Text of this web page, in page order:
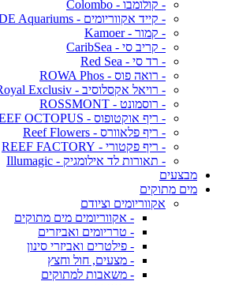
- קולומבו - Colombo
- קייד אקווריומים - CADE Aquariums
- קמור - Kamoer
- קריב סי - CaribSea
- רד סי - Red Sea
- רואה פוס - ROWA Phos
- רויאל אקסלוסיב - Royal Exclusiv
- רוסמונט - ROSSMONT
- ריף אוקטופוס - REEF OCTOPUS
- ריף פלאוורס - Reef Flowers
- ריף פקטורי - REEF FACTORY
- תאורות לד אילומגיק - Illumagic
מבצעים
מים מתוקים
אקווריומים וציודם
- אקווריומים מים מתוקים
- טרריומים ואביזרים
- פילטרים ואביזרי סינון
- מצעים, חול וחצץ
- משאבות למתוקים